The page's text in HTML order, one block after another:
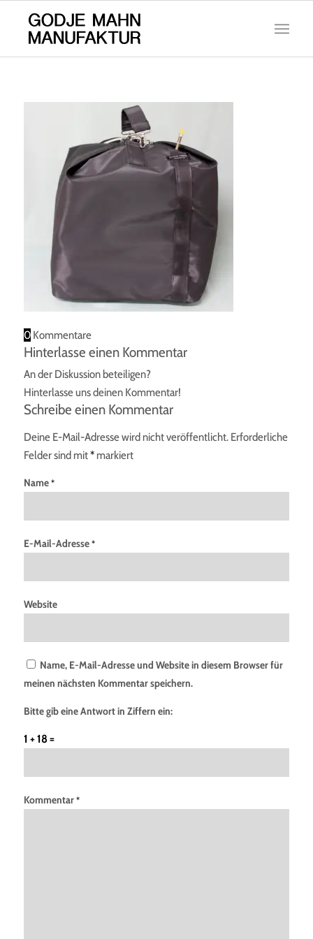
0 Kommentare
Hinterlasse einen Kommentar
An der Diskussion beteiligen?
Hinterlasse uns deinen Kommentar!
Schreibe einen Kommentar
Deine E-Mail-Adresse wird nicht veröffentlicht. Erforderliche
Felder sind mit*markiert
Name*
E-Mail-Adresse*
Website
Name, E-Mail-Adresse und Website in diesem Browser für
meinen nächsten Kommentar speichern.
Bitte gib eine Antwort in Ziffern ein:
1 + 18 =
Kommentar*